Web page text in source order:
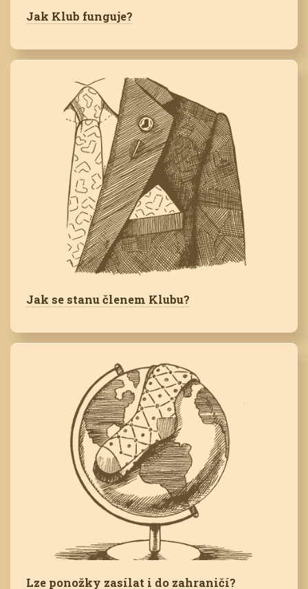
Jak Klub funguje?
Jak se stanu členem Klubu?
Lze ponožky zasílat i do zahraničí?